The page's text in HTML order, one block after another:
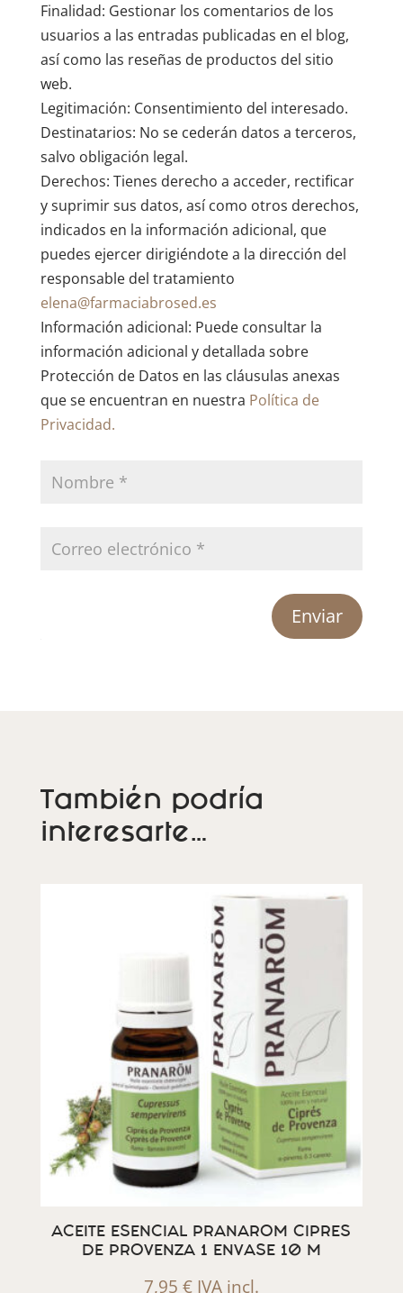
Finalidad: Gestionar los comentarios de los
usuarios a las entradas publicadas en el blog,
así como las reseñas de productos del sitio
web.
Legitimación: Consentimiento del interesado.
Destinatarios: No se cederán datos a terceros,
salvo obligación legal.
Derechos: Tienes derecho a acceder, rectificar
y suprimir sus datos, así como otros derechos,
indicados en la información adicional, que
puedes ejercer dirigiéndote a la dirección del
responsable del tratamiento
elena@farmaciabrosed.es
Información adicional: Puede consultar la
información adicional y detallada sobre
Protección de Datos en las cláusulas anexas
que se encuentran en nuestra Política de
Privacidad.
Enviar
También podría
interesarte…
ACEITE ESENCIAL PRANAROM CIPRES
DE PROVENZA 1 ENVASE 10 M
7,95 € IVA incl.